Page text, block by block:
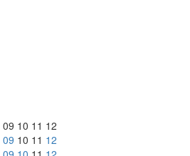
09 10 11 12
09 10 11 12